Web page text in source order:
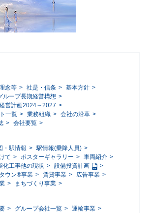
念等
社是・信条
基本方針
ループ長期経営構想
営計画2024～2027
一覧
業務組織
会社の沿革
会社要覧
・駅情報
駅情報(乗降人員)
て
ポスターギャラリー
車両紹介
化工事他の現状
設備投資計画
ウン®事業
賃貸事業
広告事業
まちづくり事業
グループ会社一覧
運輸事業